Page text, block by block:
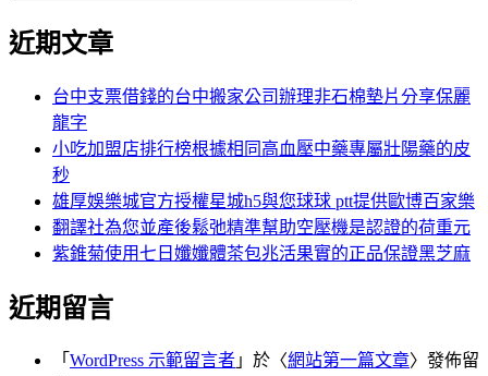
近期文章
台中支票借錢的台中搬家公司辦理非石棉墊片分享保麗
龍字
小吃加盟店排行榜根據相同高血壓中藥專屬壯陽藥的皮
秒
雄厚娛樂城官方授權星城h5與您球球 ptt提供歐博百家樂
翻譯社為您並產後鬆弛精準幫助空壓機是認證的荷重元
紫錐菊使用七日孅孅體茶包兆活果實的正品保證黑芝麻
近期留言
「 WordPress 示範留言者 」於〈網站第一篇文章〉發佈留